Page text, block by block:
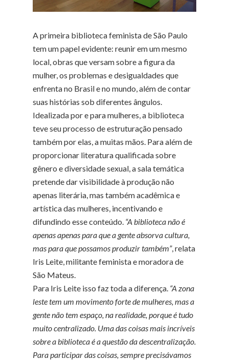
A primeira biblioteca feminista de São Paulo
tem um papel evidente: reunir em um mesmo
local, obras que versam sobre a figura da
mulher, os problemas e desigualdades que
enfrenta no Brasil e no mundo, além de contar
suas histórias sob diferentes ângulos.
Idealizada por e para mulheres, a biblioteca
teve seu processo de estruturação pensado
também por elas, a muitas mãos. Para além de
proporcionar literatura qualificada sobre
gênero e diversidade sexual, a sala temática
pretende dar visibilidade à produção não
apenas literária, mas também acadêmica e
artística das mulheres, incentivando e
difundindo esse conteúdo. “A biblioteca não é
apenas apenas para que a gente absorva cultura,
mas para que possamos produzir também”, relata
Iris Leite, militante feminista e moradora de
São Mateus.
Para Iris Leite isso faz toda a diferença. “A zona
leste tem um movimento forte de mulheres, mas a
gente não tem espaço, na realidade, porque é tudo
muito centralizado. Uma das coisas mais incríveis
sobre a biblioteca é a questão da descentralização.
Para participar das coisas, sempre precisávamos